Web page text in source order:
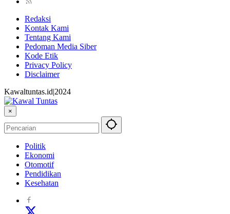
Redaksi
Kontak Kami
Tentang Kami
Pedoman Media Siber
Kode Etik
Privacy Policy
Disclaimer
Kawaltuntas.id|2024
×
Politik
Ekonomi
Otomotif
Pendidikan
Kesehatan